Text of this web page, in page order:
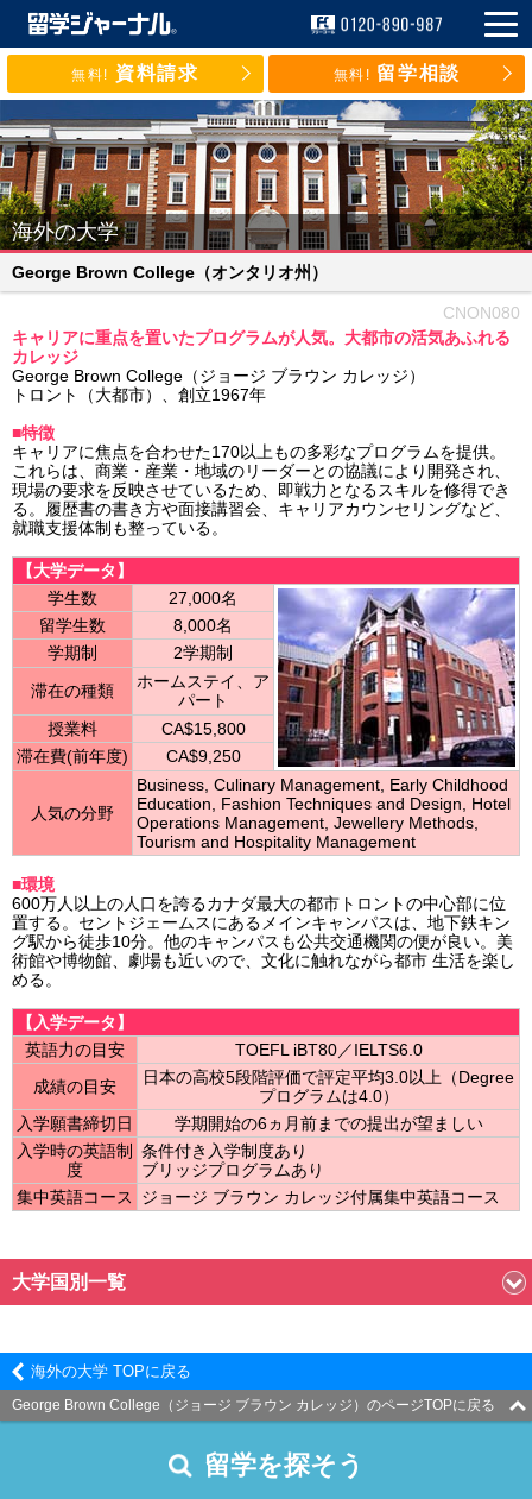
無料! 資料請求 無料! 留学相談
海外の大学
George Brown College （オンタリオ州）
CNON080
キャリアに重点を置いたプログラムが人気。大都市の活気あふれる
カレッジ
George Brown College（ジョージ ブラウン カレッジ）
トロント（大都市）、創立1967年
■特徴
キャリアに焦点を合わせた170以上もの多彩なプログラムを提供。
これらは、商業・産業・地域のリーダーとの協議により開発され、
現場の要求を反映させているため、即戦力となるスキルを修得でき
る。履歴書の書き方や面接講習会、キャリアカウンセリングなど、
就職支援体制も整っている。
【大学データ】
学生数
27,000名
留学生数
8,000名
学期制
2学期制
滞在の種類
ホームステイ、ア
パート
授業料
CA$15,800
滞在費(前年度)
CA$9,250
人気の分野
Business, Culinary Management, Early Childhood
Education, Fashion Techniques and Design, Hotel
Operations Management, Jewellery Methods,
Tourism and Hospitality Management
■環境
600万人以上の人口を誇るカナダ最大の都市トロントの中心部に位
置する。セントジェームスにあるメインキャンパスは、地下鉄キン
グ駅から徒歩10分。他のキャンパスも公共交通機関の便が良い。美
術館や博物館、劇場も近いので、文化に触れながら都市 生活を楽し
める。
【入学データ】
英語力の目安
TOEFL iBT80／IELTS6.0
成績の目安
日本の高校5段階評価で評定平均3.0以上（Degree
プログラムは4.0）
入学願書締切日
学期開始の6ヵ月前までの提出が望ましい
入学時の英語制
度
条件付き入学制度あり
ブリッジプログラムあり
集中英語コース
ジョージ ブラウン カレッジ付属集中英語コース
大学国別一覧
海外の大学 TOPに戻る
George Brown College（ジョージ ブラウン カレッジ）のページTOPに戻る
留学を探そう